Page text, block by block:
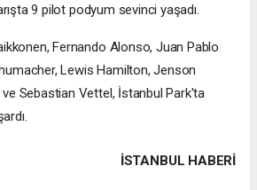
9 pilot podyum sevinci yaşadı.
Fernando Alonso, Juan Pablo
Lewis Hamilton, Jenson
Sebastian Vettel, İstanbul Park'ta
İSTANBUL HABERİ